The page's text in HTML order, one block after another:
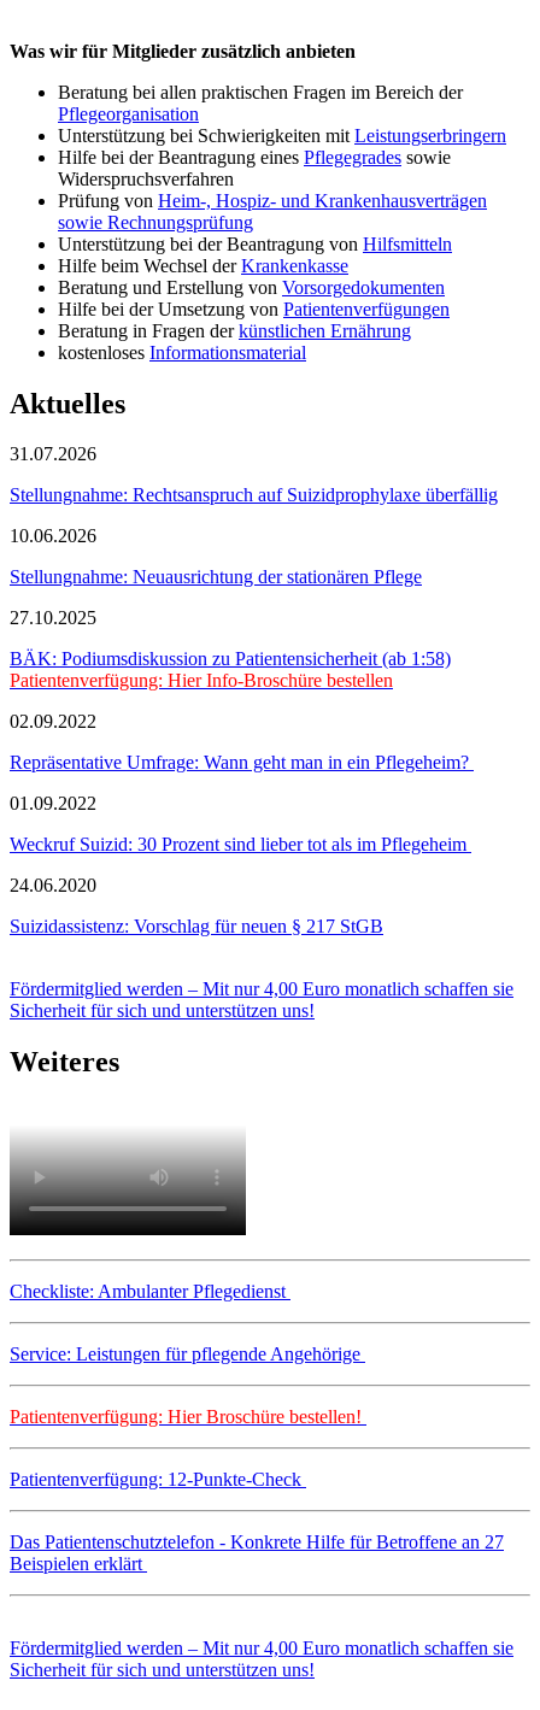
Was wir für Mitglieder zusätzlich anbieten
Beratung bei allen praktischen Fragen im Bereich der
Pflegeorganisation
Unterstützung bei Schwierigkeiten mit Leistungserbringern
Hilfe bei der Beantragung eines Pflegegrades sowie
Widerspruchsverfahren
Prüfung von Heim-, Hospiz- und Krankenhausverträgen
sowie Rechnungsprüfung
Unterstützung bei der Beantragung von Hilfsmitteln
Hilfe beim Wechsel derKrankenkasse
Beratung und Erstellung von Vorsorgedokumenten
Hilfe bei der Umsetzung von Patientenverfügungen
Beratung in Fragen derkünstlichen Ernährung
kostenloses Informationsmaterial
Aktuelles
31.07.2026
Stellungnahme: Rechtsanspruch auf Suizidprophylaxe überfällig
10.06.2026
Stellungnahme: Neuausrichtung der stationären Pflege
27.10.2025
BÄK: Podiumsdiskussion zu Patientensicherheit (ab 1:58)
Patientenverfügung: Hier Info-Broschüre bestellen
02.09.2022
Repräsentative Umfrage: Wann geht man in ein Pflegeheim?
01.09.2022
Weckruf Suizid: 30 Prozent sind lieber tot als im Pflegeheim
24.06.2020
Suizidassistenz: Vorschlag für neuen § 217 StGB
Fördermitglied werden – Mit nur 4,00 Euro monatlich schaffen sie
Sicherheit für sich und unterstützen uns!
Weiteres
Checkliste: Ambulanter Pflegedienst
Service: Leistungen für pflegende Angehörige
Patientenverfügung: Hier Broschüre bestellen!
Patientenverfügung: 12-Punkte-Check
Das Patientenschutztelefon - Konkrete Hilfe für Betroffene an 27
Beispielen erklärt
Fördermitglied werden – Mit nur 4,00 Euro monatlich schaffen sie
Sicherheit für sich und unterstützen uns!